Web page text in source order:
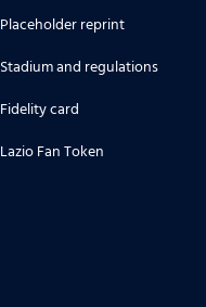
Placeholder reprint
Stadium and regulations
Fidelity card
Lazio Fan Token